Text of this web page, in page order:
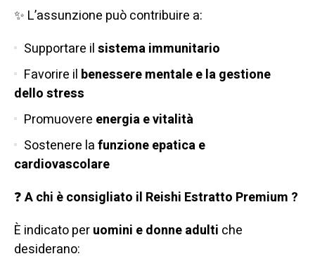
✨ L’assunzione può contribuire a:
Supportare ilsistema immunitario
Favorire il benessere mentale e la gestione
dello stress
Promuovere energia e vitalità
Sostenere lafunzione epatica e
cardiovascolare
❓A chi è consigliato il Reishi Estratto Premium ?
È indicato peruomini e donne adulti che
desiderano: